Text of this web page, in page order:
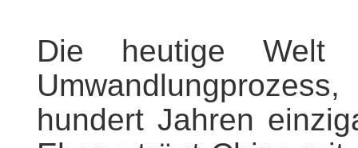
Die heutige Welt
hundert Jahren